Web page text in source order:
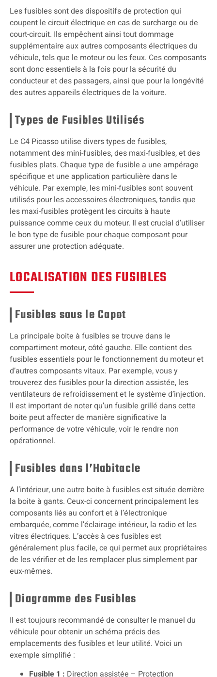
Les fusibles sont des dispositifs de protection qui
coupent le circuit électrique en cas de surcharge ou de
court-circuit. Ils empêchent ainsi tout dommage
supplémentaire aux autres composants électriques du
véhicule, tels que le moteur ou les feux. Ces composants
sont donc essentiels à la fois pour la sécurité du
conducteur et des passagers, ainsi que pour la longévité
des autres appareils électriques de la voiture.
Types de Fusibles Utilisés
Le C4 Picasso utilise divers types de fusibles,
notamment des mini-fusibles, des maxi-fusibles, et des
fusibles plats. Chaque type de fusible a une ampérage
spécifique et une application particulière dans le
véhicule. Par exemple, les mini-fusibles sont souvent
utilisés pour les accessoires électroniques, tandis que
les maxi-fusibles protègent les circuits à haute
puissance comme ceux du moteur. Il est crucial d’utiliser
le bon type de fusible pour chaque composant pour
assurer une protection adéquate.
LOCALISATION DES FUSIBLES
Fusibles sous le Capot
La principale boite à fusibles se trouve dans le
compartiment moteur, côté gauche. Elle contient des
fusibles essentiels pour le fonctionnement du moteur et
d’autres composants vitaux. Par exemple, vous y
trouverez des fusibles pour la direction assistée, les
ventilateurs de refroidissement et le système d’injection.
Il est important de noter qu’un fusible grillé dans cette
boite peut affecter de manière significative la
performance de votre véhicule, voir le rendre non
opérationnel.
Fusibles dans l’Habitacle
A l’intérieur, une autre boite à fusibles est située derrière
la boite à gants. Ceux-ci concernent principalement les
composants liés au confort et à l’électronique
embarquée, comme l’éclairage intérieur, la radio et les
vitres électriques. L’accès à ces fusibles est
généralement plus facile, ce qui permet aux propriétaires
de les vérifier et de les remplacer plus simplement par
eux-mêmes.
Diagramme des Fusibles
Il est toujours recommandé de consulter le manuel du
véhicule pour obtenir un schéma précis des
emplacements des fusibles et leur utilité. Voici un
exemple simplifié :
Fusible 1 : Direction assistée – Protection